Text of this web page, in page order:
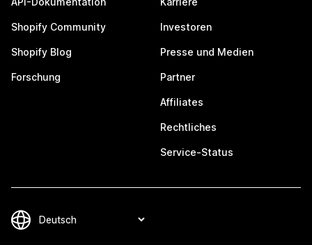
Shopify Community
Shopify Blog
Forschung
Investoren
Presse und Medien
Partner
Affiliates
Rechtliches
Service-Status